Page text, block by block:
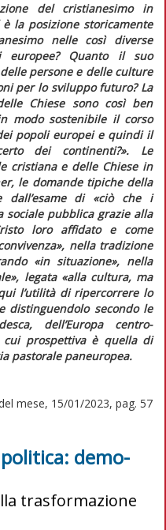
del cristianesimo in
è la posizione storicamente
nelle così diverse
europee? Quanto il suo
persone e delle culture
per lo sviluppo futuro? La
Chiese sono così ben
modo sostenibile il corso
popoli europei e quindi il
dei continenti?». Le
cristiana e delle Chiese in
le domande tipiche della
dall’esame di «ciò che i
pubblica grazie alla
loro affidato e come
nella tradizione
«in situazione», nella
legata «alla cultura, ma
l’utilità di ripercorrere lo
distinguendolo secondo le
dell’Europa centro-
cui prospettiva è quella di
pastorale paneuropea.
mese, 15/01/2023, pag. 57
demo-
trasformazione